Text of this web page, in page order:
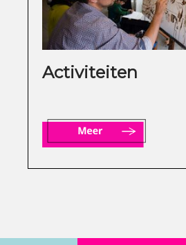
Activiteiten